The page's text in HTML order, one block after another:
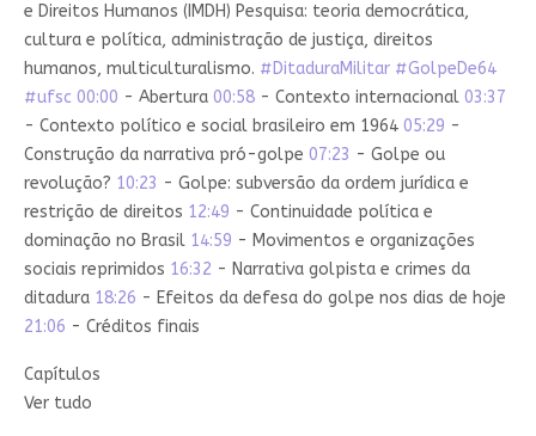
e Direitos Humanos (IMDH) Pesquisa: teoria democrática,
cultura e política, administração de justiça, direitos
humanos, multiculturalismo. #DitaduraMilitar #GolpeDe64
#ufsc 00:00 - Abertura 00:58- Contexto internacional 03:37
- Contexto político e social brasileiro em 1964 05:29 -
Construção da narrativa pró-golpe 07:23 - Golpe ou
revolução? 10:23 - Golpe: subversão da ordem jurídica e
restrição de direitos 12:49 - Continuidade política e
dominação no Brasil 14:59 - Movimentos e organizações
sociais reprimidos 16:32 - Narrativa golpista e crimes da
ditadura 18:26 - Efeitos da defesa do golpe nos dias de hoje
21:06 - Créditos finais
Capítulos
Ver tudo